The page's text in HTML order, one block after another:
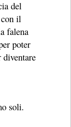
del
il
falena
poter
diventare
soli.